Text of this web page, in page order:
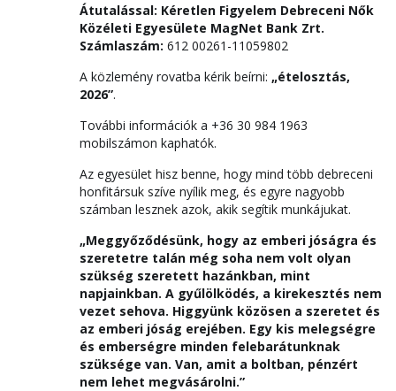
Átutalással: Kéretlen Figyelem Debreceni Nők
Közéleti Egyesülete MagNet Bank Zrt.
Számlaszám: 612 00261-11059802
A közlemény rovatba kérik beírni: „ételosztás,
2026”.
További információk a +36 30 984 1963
mobilszámon kaphatók.
Az egyesület hisz benne, hogy mind több debreceni
honfitársuk szíve nyílik meg, és egyre nagyobb
számban lesznek azok, akik segítik munkájukat.
„Meggyőződésünk, hogy az emberi jóságra és
szeretetre talán még soha nem volt olyan
szükség szeretett hazánkban, mint
napjainkban. A gyűlölködés, a kirekesztés nem
vezet sehova. Higgyünk közösen a szeretet és
az emberi jóság erejében. Egy kis melegségre
és emberségre minden felebarátunknak
szüksége van. Van, amit a boltban, pénzért
nem lehet megvásárolni.”